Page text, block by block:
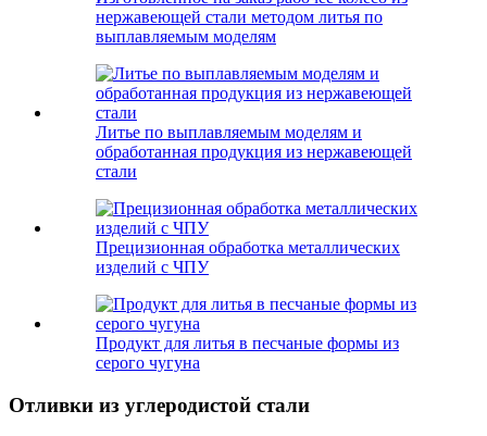
нержавеющей стали методом литья по
выплавляемым моделям
Литье по выплавляемым моделям и
обработанная продукция из нержавеющей
стали
Прецизионная обработка металлических
изделий с ЧПУ
Продукт для литья в песчаные формы из
серого чугуна
Отливки из углеродистой стали